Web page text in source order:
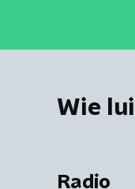
Wie
Radio